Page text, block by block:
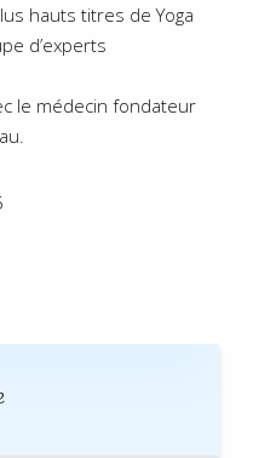
hauts titres de Yoga
d’experts
le médecin fondateur